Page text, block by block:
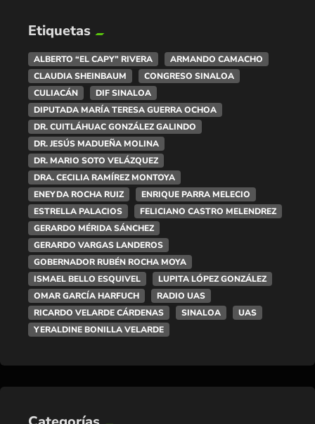
Etiquetas
ALBERTO “EL CAPY” RIVERA
ARMANDO CAMACHO
CLAUDIA SHEINBAUM
CONGRESO SINALOA
CULIACÁN
DIF SINALOA
DIPUTADA MARÍA TERESA GUERRA OCHOA
DR. CUITLÁHUAC GONZÁLEZ GALINDO
DR. JESÚS MADUEÑA MOLINA
DR. MARIO SOTO VELÁZQUEZ
DRA. CECILIA RAMÍREZ MONTOYA
ENEYDA ROCHA RUIZ
ENRIQUE PARRA MELECIO
ESTRELLA PALACIOS
FELICIANO CASTRO MELENDREZ
GERARDO MÉRIDA SÁNCHEZ
GERARDO VARGAS LANDEROS
GOBERNADOR RUBÉN ROCHA MOYA
ISMAEL BELLO ESQUIVEL
LUPITA LÓPEZ GONZÁLEZ
OMAR GARCÍA HARFUCH
RADIO UAS
RICARDO VELARDE CÁRDENAS
SINALOA
UAS
YERALDINE BONILLA VELARDE